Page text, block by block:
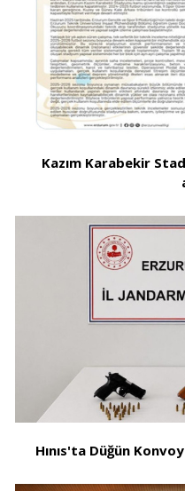
Kazım Karabekir
Hınıs'ta Düğün